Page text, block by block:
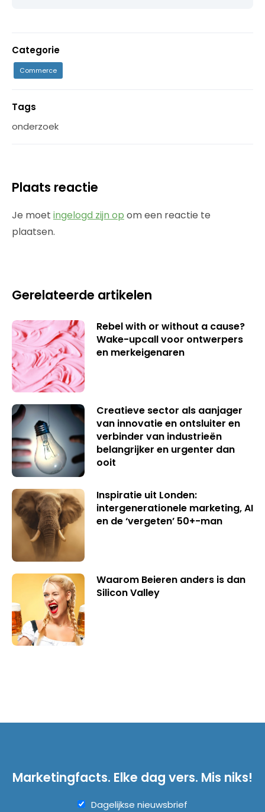
Categorie
Commerce
Tags
onderzoek
Plaats reactie
Je moet ingelogd zijn op om een reactie te
plaatsen.
Gerelateerde artikelen
Rebel with or without a cause?
Wake-upcall voor ontwerpers
en merkeigenaren
Creatieve sector als aanjager
van innovatie en ontsluiter en
verbinder van industrieën
belangrijker en urgenter dan
ooit
Inspiratie uit Londen:
intergenerationele marketing, AI
en de ‘vergeten’ 50+-man
Waarom Beieren anders is dan
Silicon Valley
Marketingfacts. Elke dag vers. Mis niks!
Dagelijkse nieuwsbrief